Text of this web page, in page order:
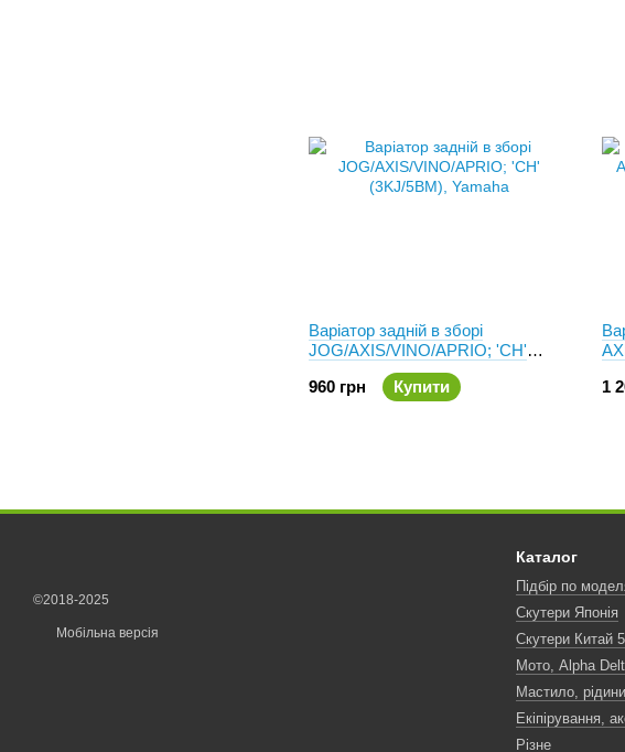
Варіатор задній в зборі
JOG/AXIS/VINO/APRIO; 'CH'
960 грн
Купити
1
©2018-2025
Мобільна версія
Каталог
Підбір по
Скутери Японія
Скутери Китай
Мото, Alpha
Мастило,
Екіпірування,
Різне